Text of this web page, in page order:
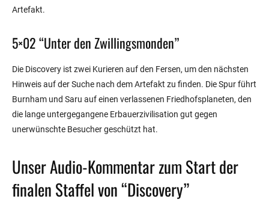
Artefakt.
5×02 “Unter den Zwillingsmonden”
Die Discovery ist zwei Kurieren auf den Fersen, um den nächsten
Hinweis auf der Suche nach dem Artefakt zu finden. Die Spur führt
Burnham und Saru auf einen verlassenen Friedhofsplaneten, den
die lange untergegangene Erbauerzivilisation gut gegen
unerwünschte Besucher geschützt hat.
Unser Audio-Kommentar zum Start der
finalen Staffel von “Discovery”